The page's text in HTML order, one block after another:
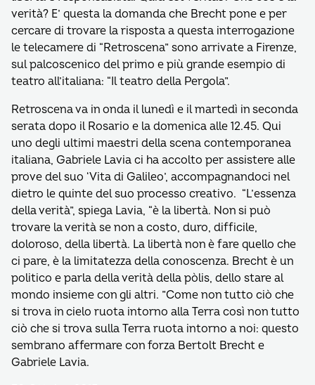
verità? E’ questa la domanda che Brecht pone e per
cercare di trovare la risposta a questa interrogazione
le telecamere di “Retroscena” sono arrivate a Firenze,
sul palcoscenico del primo e più grande esempio di
teatro all’italiana: “Il teatro della Pergola”.
Retroscena va in onda il lunedì e il martedì in seconda
serata dopo il Rosario e la domenica alle 12.45. Qui
uno degli ultimi maestri della scena contemporanea
italiana, Gabriele Lavia ci ha accolto per assistere alle
prove del suo ‘Vita di Galileo’, accompagnandoci nel
dietro le quinte del suo processo creativo. “L’essenza
della verità”, spiega Lavia, “è la libertà. Non si può
trovare la verità se non a costo, duro, difficile,
doloroso, della libertà. La libertà non è fare quello che
ci pare, è la limitatezza della conoscenza. Brecht è un
politico e parla della verità della pòlis, dello stare al
mondo insieme con gli altri. ”Come non tutto ciò che
si trova in cielo ruota intorno alla Terra così non tutto
ciò che si trova sulla Terra ruota intorno a noi: questo
sembrano affermare con forza Bertolt Brecht e
Gabriele Lavia.